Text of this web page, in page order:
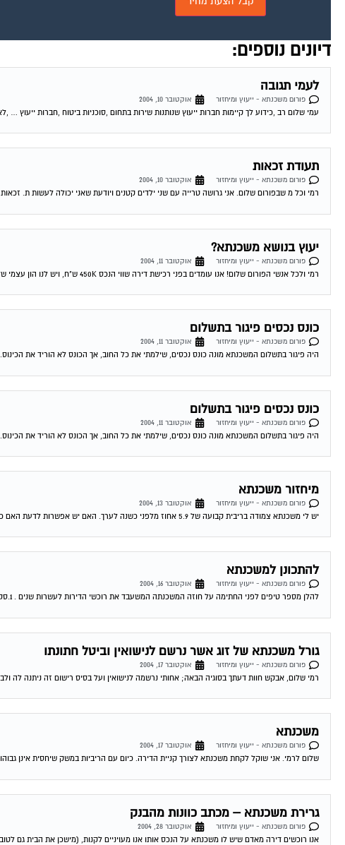
דיונים נוספים:
לעמי תגובה
פורום משכנתא - ייעוץ ומיחזור
אוקטובר 10, 2004
עמי שלום רב ,כידוע לך קיימות חברות ייעוץ שנותנות שירות בתחום ,סוכניות ביטוח ,חברות ייעוץ …
תעודת זכאות
פורום משכנתא - ייעוץ ומיחזור
אוקטובר 10, 2004
רמי וכל מ שבפורום שלום. אני גרושה טרייה עם שני ילדים קטנים ויודעת שאני יכולה לעשות ת.
יעוץ בנושא משכנתא?
פורום משכנתא - ייעוץ ומיחזור
אוקטובר 11, 2004
רמי ולכל אנשי הפורום שלום! אנו עומדים בפני רכישת דירה שווי הנכס 450K ש"ח, ויש לנו הון עצמי של 300K ש"ח. לי ולבת זוגתי יש...
כונס נכסים פיגור בתשלום
פורום משכנתא - ייעוץ ומיחזור
אוקטובר 11, 2004
היה פיגור בתשלום המשכנתא מונה כונס נכסים, שילמתי את כל החוב, אך הכונס לא הוריד את
כונס נכסים פיגור בתשלום
פורום משכנתא - ייעוץ ומיחזור
אוקטובר 11, 2004
היה פיגור בתשלום המשכנתא מונה כונס נכסים, שילמתי את כל החוב, אך הכונס לא הוריד את
מיחזור משכנתא
פורום משכנתא - ייעוץ ומיחזור
אוקטובר 13, 2004
יש לי משכנתא צמודה בריבית קבועה של 5.9 אחוז מלפני כשנה לערך. האם יש אפשרות לדעת האם כדאי לי לשנות אותה מאחר והיום המשכנתאות זולות...
להתכונן למשכנתא
פורום משכנתא - ייעוץ ומיחזור
אוקטובר 16, 2004
להלן מספר טיפים לפני החתימה על חוזה המשכנתה המשעבד את רוכשי הדירות לעשרות שנים . 1.סקר שוק -דבר ראשון מומלץ לעשות שיעורי בית . shopping...
גורל משכנתא של זוג אשר נרשם לנישואין וביטל חתונתו
פורום משכנתא - ייעוץ ומיחזור
אוקטובר 17, 2004
רמי שלום, אבקש חוות דעתך בסוגיה הבאה; אחותי נרשמה לנישואין ועל בסיס רישום זה ניתנה לה
משכנתא
פורום משכנתא - ייעוץ ומיחזור
אוקטובר 17, 2004
שלום לרמי. אני שוקל לקחת משכנתא לצורך קניית הדירה. כיום עם הריביות במשק שיחסית אינן
גרירת משכנתא – מכתב כוונות מהבנק
פורום משכנתא - ייעוץ ומיחזור
אוקטובר 28, 2004
אנו רוכשים דירה מאדם שיש לו משכנתא על הנכס אותו אנו מעויניים לקנות, (מישכן את הבית גם